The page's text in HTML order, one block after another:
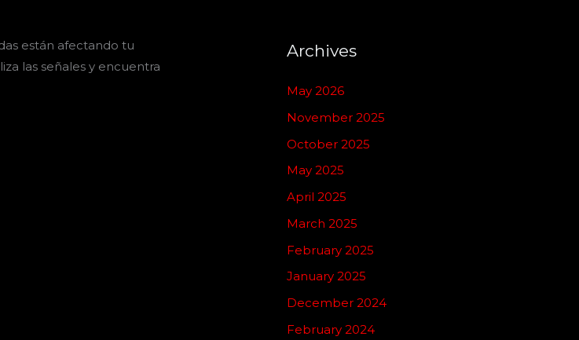
están afectando tu
las señales y encuentra
Archives
May 2026
November 2025
October 2025
May 2025
April 2025
March 2025
February 2025
January 2025
December 2024
February 2024